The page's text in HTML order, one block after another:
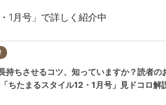
1月号」で詳しく紹介中
持ちさせるコツ、知っていますか？読者の
ちたまるスタイル12・1月号」見ドコロ解